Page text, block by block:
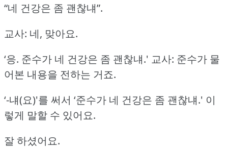
“네 건강은 좀 괜찮냬”.
교사: 네, 맞아요.
‘응. 준수가 네 건강은 좀 괜찮냬.' 교사: 준수가 물
어본 내용을 전하는 거죠.
‘-냬(요)'를 써서 ‘준수가 네 건강은 좀 괜찮냬.' 이
렇게 말할 수 있어요.
잘 하셨어요.